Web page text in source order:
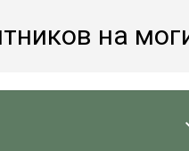
на